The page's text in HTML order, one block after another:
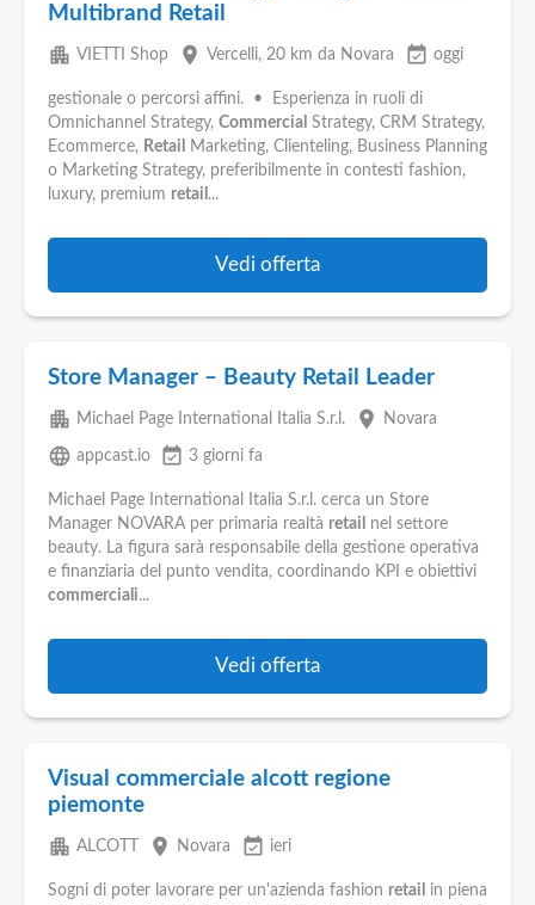
Multibrand Retail
apartment VIETTI Shop place Vercelli, 20 km da Novara event_available oggi
gestionale o percorsi affini. • Esperienza in ruoli di
Omnichannel Strategy, Commercial Strategy, CRM Strategy,
Ecommerce, Retail
Marketing, Clienteling, Business Planning
o Marketing Strategy, preferibilmente in contesti fashion,
luxury, premium retail ...
Vedi offerta
Store Manager – Beauty Retail Leader
apartment Michael Page International Italia S.r.l. place Novara
language appcast.io event_available 3 giorni fa
Michael Page International Italia S.r.l. cerca un Store
Manager NOVARA per primaria realtà retail
nel settore
beauty. La figura sarà responsabile della gestione operativa
e finanziaria del punto vendita, coordinando KPI e obiettivi
commerciali...
Vedi offerta
Visual commerciale alcott regione
piemonte
apartment ALCOTT place Novara event_available ieri
Sogni di poter lavorare per un'azienda fashion retail
in piena